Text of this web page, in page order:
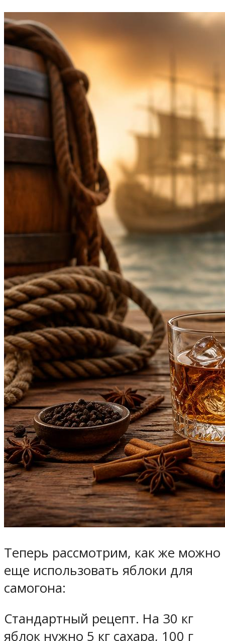
Теперь рассмотрим, как же можно
еще использовать яблоки для
самогона:
Стандартный рецепт. На 30 кг
яблок нужно 5 кг сахара, 100 г